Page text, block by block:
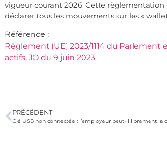
vigueur courant 2026. Cette
déclarer tous les mouvements sur les «
Référence :
Règlement (UE) 2023/1114 du
actifs, JO du 9 juin 2023
PRÉCÉDENT
Clé USB non connectée : l’employeur peut-il librement la